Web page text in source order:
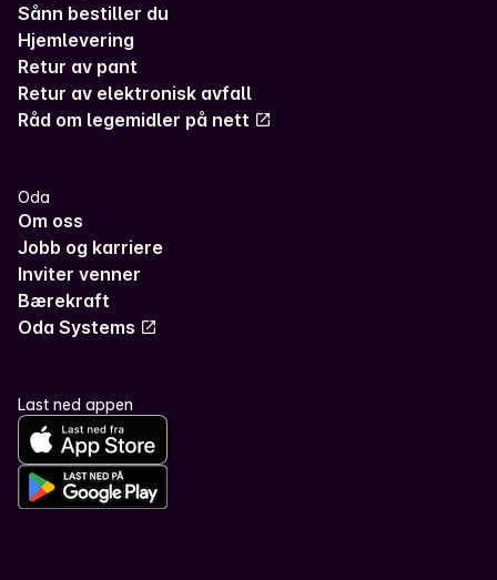
Sånn bestiller du
Hjemlevering
Retur av pant
Retur av elektronisk avfall
Råd om legemidler på nett
Oda
Om oss
Jobb og karriere
Inviter venner
Bærekraft
Oda Systems
Last ned appen